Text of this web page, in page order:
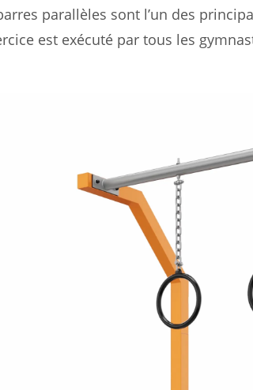
parallèles sont l’un des
est exécuté par tous les